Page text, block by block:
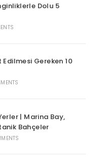
Dolu 5
Gereken 10
| Marina Bay,
Bahçeler